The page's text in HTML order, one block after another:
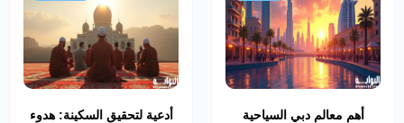
أهم معالم دبي السياحية
أدعية لتحقيق السكينة: هدوء